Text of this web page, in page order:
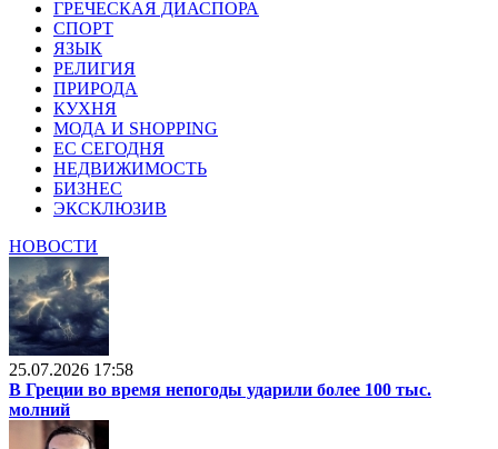
ГРЕЧЕСКАЯ ДИАСПОРА
СПОРТ
ЯЗЫК
РЕЛИГИЯ
ПРИРОДА
КУХНЯ
МОДА И SHOPPING
ЕС СЕГОДНЯ
НЕДВИЖИМОСТЬ
БИЗНЕС
ЭКСКЛЮЗИВ
НОВОСТИ
25.07.2026 17:58
В Греции во время непогоды ударили более 100 тыс.
молний